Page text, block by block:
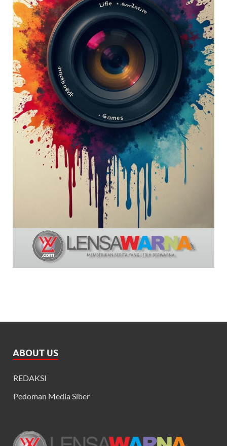
ABOUT US
REDAKSI
Pedoman Media Siber